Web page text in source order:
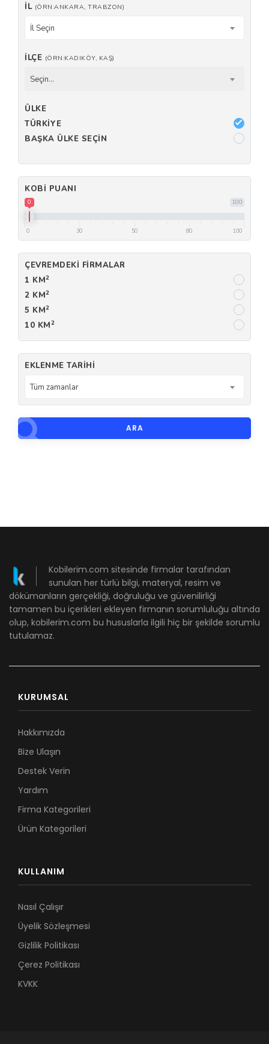
İL (ÖRN:ANKARA, TRABZON)
İl Seçin
İLÇE (ÖRN:KADIKÖY, KAŞ)
Seçin...
ÜLKE
TÜRKIYE
BAŞKA ÜLKE SEÇIN
KOBI PUANI
100
0
0 30 50 80 100
ÇEVREMDEKI FIRMALAR
1 KM2
2 KM2
5 KM2
10 KM2
EKLENME TARIHI
Tüm zamanlar
ARA
Kobilerim.com sitesinde firmalar tarafından
sunulan her türlü bilgi, materyal, resim ve
dökümanların gerçekliği, doğruluğu ve güvenilirliği
tamamen bu içerikleri ekleyen firmanın sorumluluğu altında
olup, kobilerim.com bu hususlarla ilgili hiç bir şekilde sorumlu
tutulamaz.
KURUMSAL
Hakkımızda
Bize Ulaşın
Destek Verin
Yardım
Firma Kategorileri
Ürün Kategorileri
KULLANIM
Nasıl Çalışır
Üyelik Sözleşmesi
Gizlilik Politikası
Çerez Politikası
KVKK